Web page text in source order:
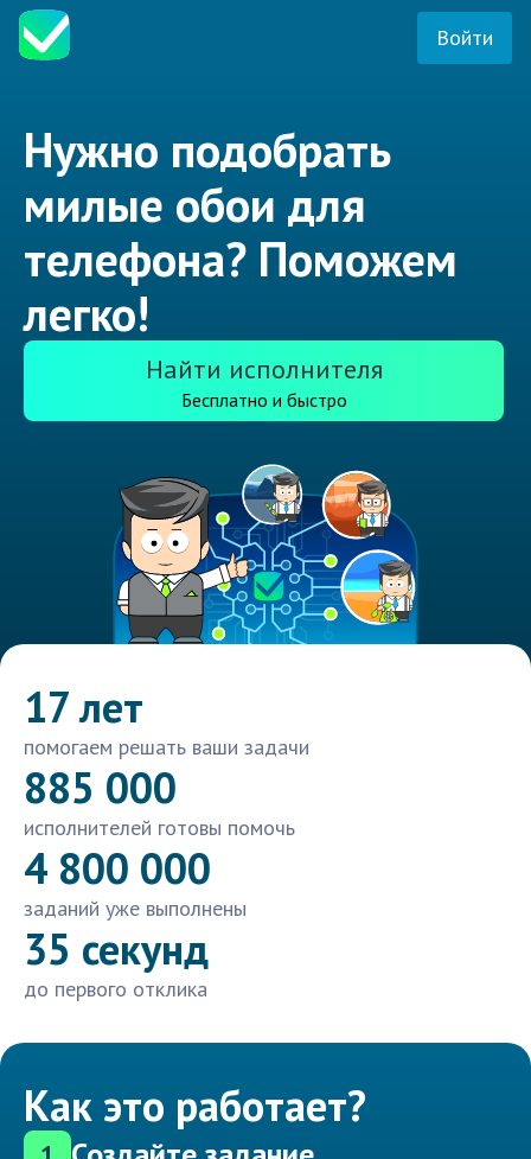
Войти
Нужно подобрать
милые обои для
телефона? Поможем
легко!
Найти исполнителя
Бесплатно и быстро
17 лет
помогаем решать ваши задачи
885 000
исполнителей готовы помочь
4 800 000
заданий уже выполнены
35 секунд
до первого отклика
Как это работает?